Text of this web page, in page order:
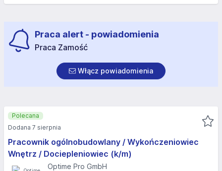
Praca alert - powiadomienia
Praca Zamość
Włącz powiadomienia
Pracownik ogólnobudowlany / Wykończeniowiec
Wnętrz / Dociepleniowiec (k/m)
Optime Pro GmbH
Polecana
Dodana 7 sierpnia